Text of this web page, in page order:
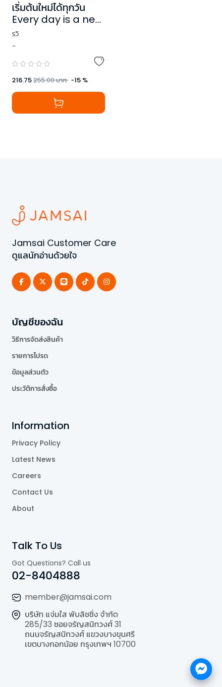
เริ่มต้นใหม่ได้ทุกวัน
Every day is a new
beginning.
รวิ
-
216.75255.00บาท -15 %
Jamsai Customer Care
ดูแลนักอ่านด้วยใจ
บัญชีของฉัน
วิธีการจัดส่งสินค้า
รายการโปรด
ข้อมูลส่วนตัว
ประวัติการสั่งซื้อ
Information
Privacy Policy
Latest News
Careers
Contact Us
About
Talk To Us
Got Questions? Call us
02-8404888
member@jamsai.com
บริษัท แจ่มใส พับลิชชิ่ง จำกัด
285/33 ซอยจรัญสนิทวงศ์ 31
ถนนจรัญสนิทวงศ์ แขวงบางขุนศรี
เขตบางกอกน้อย กรุงเทพฯ 10700